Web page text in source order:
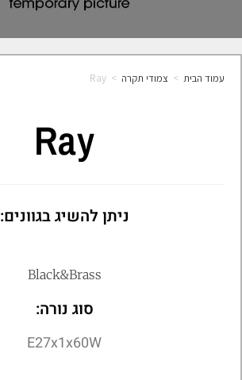
עמוד הבית > צמודי תקרה >
Ray
Ray
ניתן להשיג בגוונים:
Black&Brass
סוג נורה:
E27x1x60W